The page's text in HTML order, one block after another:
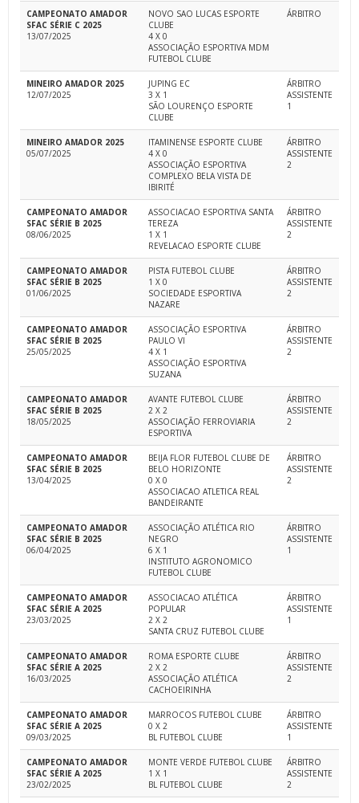
CAMPEONATO AMADOR
SFAC SÉRIE C 2025
13/07/2025
NOVO SAO LUCAS ESPORTE
CLUBE
4 X 0
ASSOCIAÇÃO ESPORTIVA MDM
FUTEBOL CLUBE
ÁRBITRO
MINEIRO AMADOR 2025
12/07/2025
JUPING EC
3 X 1
SÃO LOURENÇO ESPORTE
CLUBE
ÁRBITRO
ASSISTENTE
1
MINEIRO AMADOR 2025
05/07/2025
ITAMINENSE ESPORTE CLUBE
4 X 0
ASSOCIAÇÃO ESPORTIVA
COMPLEXO BELA VISTA DE
IBIRITÉ
ÁRBITRO
ASSISTENTE
2
CAMPEONATO AMADOR
SFAC SÉRIE B 2025
08/06/2025
ASSOCIACAO ESPORTIVA SANTA
TEREZA
1 X 1
REVELACAO ESPORTE CLUBE
ÁRBITRO
ASSISTENTE
2
CAMPEONATO AMADOR
SFAC SÉRIE B 2025
01/06/2025
PISTA FUTEBOL CLUBE
1 X 0
SOCIEDADE ESPORTIVA
NAZARE
ÁRBITRO
ASSISTENTE
2
CAMPEONATO AMADOR
SFAC SÉRIE B 2025
25/05/2025
ASSOCIAÇÃO ESPORTIVA
PAULO VI
4 X 1
ASSOCIAÇÃO ESPORTIVA
SUZANA
ÁRBITRO
ASSISTENTE
2
CAMPEONATO AMADOR
SFAC SÉRIE B 2025
18/05/2025
AVANTE FUTEBOL CLUBE
2 X 2
ASSOCIAÇÃO FERROVIARIA
ESPORTIVA
ÁRBITRO
ASSISTENTE
2
CAMPEONATO AMADOR
SFAC SÉRIE B 2025
13/04/2025
BEIJA FLOR FUTEBOL CLUBE DE
BELO HORIZONTE
0 X 0
ASSOCIACAO ATLETICA REAL
BANDEIRANTE
ÁRBITRO
ASSISTENTE
2
CAMPEONATO AMADOR
SFAC SÉRIE B 2025
06/04/2025
ASSOCIAÇÃO ATLÉTICA RIO
NEGRO
6 X 1
INSTITUTO AGRONOMICO
FUTEBOL CLUBE
ÁRBITRO
ASSISTENTE
1
CAMPEONATO AMADOR
SFAC SÉRIE A 2025
23/03/2025
ASSOCIACAO ATLÉTICA
POPULAR
2 X 2
SANTA CRUZ FUTEBOL CLUBE
ÁRBITRO
ASSISTENTE
1
CAMPEONATO AMADOR
SFAC SÉRIE A 2025
16/03/2025
ROMA ESPORTE CLUBE
2 X 2
ASSOCIAÇÃO ATLÉTICA
CACHOEIRINHA
ÁRBITRO
ASSISTENTE
2
CAMPEONATO AMADOR
SFAC SÉRIE A 2025
09/03/2025
MARROCOS FUTEBOL CLUBE
0 X 2
BL FUTEBOL CLUBE
ÁRBITRO
ASSISTENTE
1
CAMPEONATO AMADOR
SFAC SÉRIE A 2025
23/02/2025
MONTE VERDE FUTEBOL CLUBE
1 X 1
BL FUTEBOL CLUBE
ÁRBITRO
ASSISTENTE
2